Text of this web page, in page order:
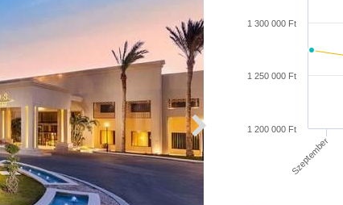
Szeptember
1 250 000 Ft
1 300 000 Ft
1 200 000 Ft